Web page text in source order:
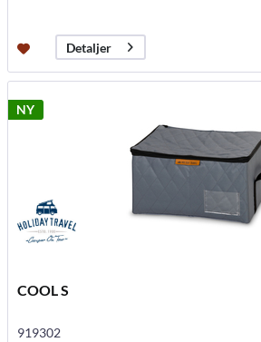
Detaljer
NY
COOL S
919302